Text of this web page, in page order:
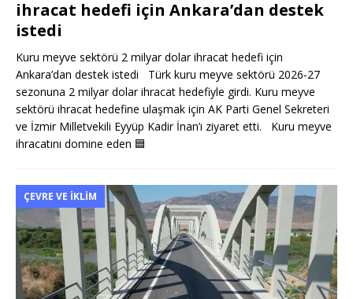
ihracat hedefi için Ankara’dan destek
istedi
Kuru meyve sektörü 2 milyar dolar ihracat hedefi için
Ankara’dan destek istedi Türk kuru meyve sektörü 2026-27
sezonuna 2 milyar dolar ihracat hedefiyle girdi. Kuru meyve
sektörü ihracat hedefine ulaşmak için AK Parti Genel Sekreteri
ve İzmir Milletvekili Eyyüp Kadir İnan’ı ziyaret etti. Kuru meyve
ihracatını domine eden 🟦
ÇEVRE VE İKLIM